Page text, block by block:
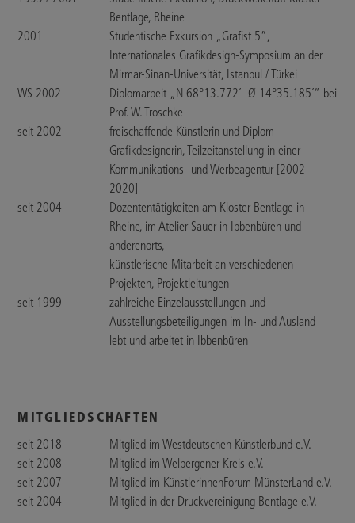
Bentlage, Rheine
2001
Studentische Exkursion „Grafist 5”,
Internationales Grafikdesign-Symposium an der
Mirmar-Sinan-Universität, Istanbul / Türkei
WS 2002
Diplomarbeit „N 68°13.772´- Ø 14°35.185´“ bei
Prof. W. Troschke
seit 2002
freischaffende Künstlerin und Diplom-
Grafikdesignerin, Teilzeitanstellung in einer
Kommunikations- und Werbeagentur [2002 –
2020]
seit 2004
Dozententätigkeiten am Kloster Bentlage in
Rheine, im Atelier Sauer in Ibbenbüren und
anderenorts,
künstlerische Mitarbeit an verschiedenen
Projekten, Projektleitungen
seit 1999
zahlreiche Einzelausstellungen und
Ausstellungsbeteiligungen im In- und Ausland
lebt und arbeitet in Ibbenbüren
MITGLIEDSCHAFTEN
seit 2018
Mitglied im Westdeutschen Künstlerbund e.V.
seit 2008
Mitglied im Welbergener Kreis e.V.
seit 2007
Mitglied im KünstlerinnenForum MünsterLand e.V.
seit 2004
Mitglied in der Druckvereinigung Bentlage e.V.